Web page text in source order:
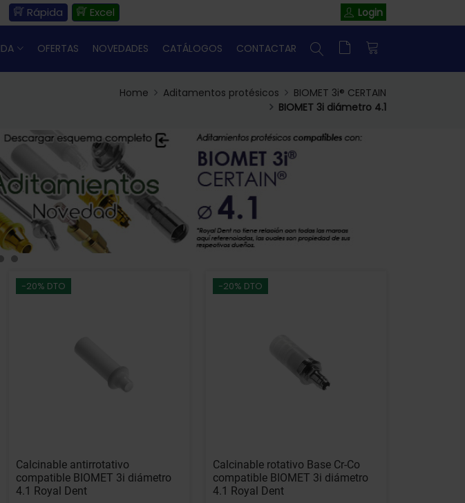
Rápida Excel Login
OFERTAS NOVEDADES CATÁLOGOS CONTACTAR
Home Aditamentos protésicos
BIOMET 3i® CERTAIN
BIOMET 3i diámetro 4.1
-20% DTO
Calcinable antirrotativo
compatible BIOMET 3i diámetro
4.1 Royal Dent
-20% DTO
Calcinable rotativo Base Cr-Co
compatible BIOMET 3i diámetro
4.1 Royal Dent